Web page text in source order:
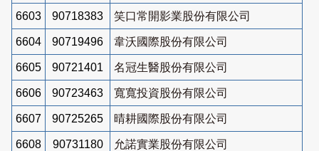
6603 90718383 笑口常開影業股份有限公司
6604 90719496 韋沃國際股份有限公司
6605 90721401 名冠生醫股份有限公司
6606 90723463 寬寬投資股份有限公司
6607 90725265 晴耕國際股份有限公司
6608 90731180 允諾實業股份有限公司